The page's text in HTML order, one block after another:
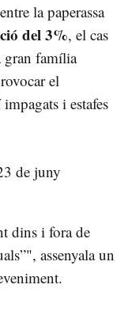
la paperassa
del 3%, el cas
gran família
el
i estafes
dins i fora de
assenyala un